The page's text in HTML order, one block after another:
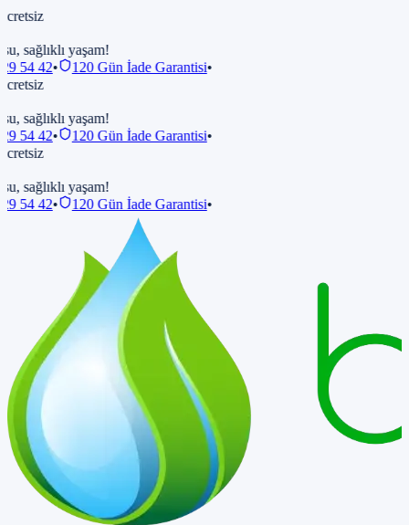
sağlıklı yaşam!
54 42• 120 Gün İade Garantisi•
sağlıklı yaşam!
54 42• 120 Gün İade Garantisi•
sağlıklı yaşam!
54 42• 120 Gün İade Garantisi•